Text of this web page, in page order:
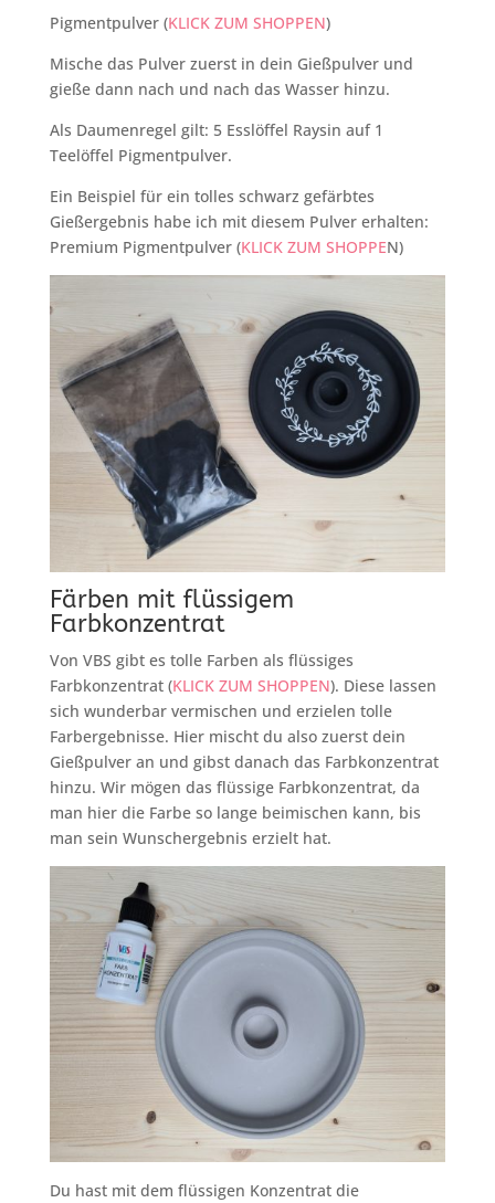
Pigmentpulver (KLICK ZUM SHOPPEN)
Mische das Pulver zuerst in dein Gießpulver und
gieße dann nach und nach das Wasser hinzu.
Als Daumenregel gilt: 5 Esslöffel Raysin auf 1
Teelöffel Pigmentpulver.
Ein Beispiel für ein tolles schwarz gefärbtes
Gießergebnis habe ich mit diesem Pulver erhalten:
Premium Pigmentpulver (KLICK ZUM SHOPPEN)
Färben mit flüssigem
Farbkonzentrat
Von VBS gibt es tolle Farben als flüssiges
Farbkonzentrat (KLICK ZUM SHOPPEN). Diese lassen
sich wunderbar vermischen und erzielen tolle
Farbergebnisse. Hier mischt du also zuerst dein
Gießpulver an und gibst danach das Farbkonzentrat
hinzu. Wir mögen das flüssige Farbkonzentrat, da
man hier die Farbe so lange beimischen kann, bis
man sein Wunschergebnis erzielt hat.
Du hast mit dem flüssigen Konzentrat die